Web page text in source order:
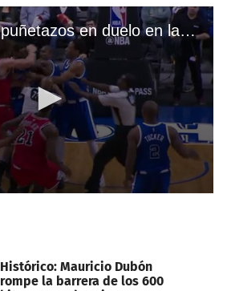
Brutal pelea a puñetazos en duelo en la NBA, la más violenta del año
Histórico: Mauricio Dubón
rompe la barrera de los 600